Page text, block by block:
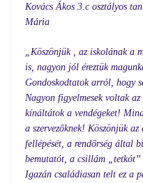
Kovács Ákos 3.c osztályos
Mária
„Köszönjük , az iskolának a
is, nagyon jól éreztük
Gondoskodtatok arról, hogy
Nagyon figyelmesek voltak
kínáltátok a vendégeket!
a szervezőknek! Köszönjük
fellépését, a rendőrség által
bemutatót, a csillám „tetkót”
Igazán családiasan telt ez a